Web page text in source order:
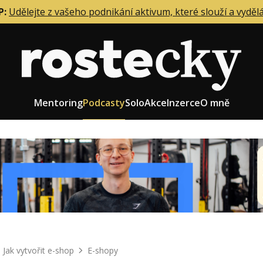
Udělejte z vašeho podnikání aktivum, které slouží a
MentoringPodcastySoloAkceInzerceO mně
firmy
zaměstnanců
a prodej
Role zakladatele/CEO
Růst firmy
Jak vytvořit e-shop E-shopy